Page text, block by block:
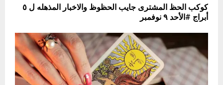
كوكب الحظ المشترى جايب الحظوظ والاخبار المذهله ل ٥
أبراج #الأحد ٩ نوفمبر